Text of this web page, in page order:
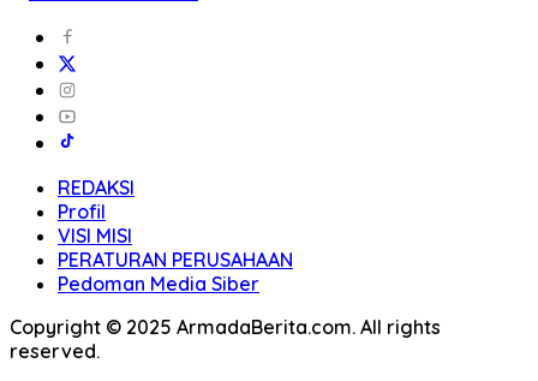
REDAKSI
Profil
VISI MISI
PERATURAN PERUSAHAAN
Pedoman Media Siber
Copyright © 2025 ArmadaBerita.com. All rights
reserved.